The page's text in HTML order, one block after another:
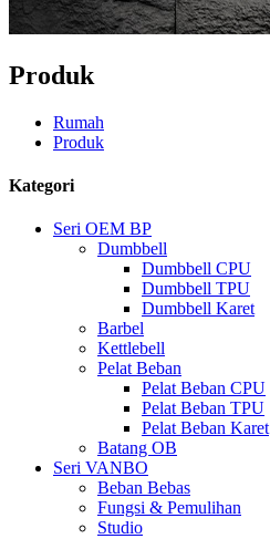
Produk
Rumah
Produk
Kategori
Seri OEM BP
Dumbbell
Dumbbell CPU
Dumbbell TPU
Dumbbell Karet
Barbel
Kettlebell
Pelat Beban
Pelat Beban CPU
Pelat Beban TPU
Pelat Beban Karet
Batang OB
Seri VANBO
Beban Bebas
Fungsi & Pemulihan
Studio